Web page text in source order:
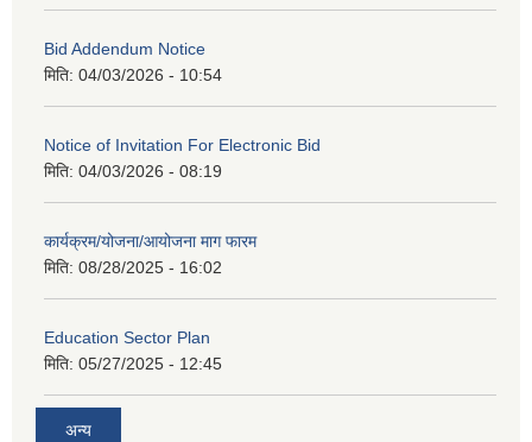
Bid Addendum Notice
मिति: 04/03/2026 - 10:54
Notice of Invitation For Electronic Bid
मिति: 04/03/2026 - 08:19
कार्यक्रम/योजना/आयोजना माग फारम
मिति: 08/28/2025 - 16:02
Education Sector Plan
मिति: 05/27/2025 - 12:45
अन्य